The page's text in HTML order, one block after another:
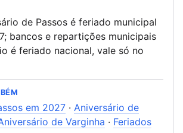
de Passos é feriado municipal
bancos e repartições municipais
é feriado nacional, vale só no
em 2027 · Aniversário de
de Varginha · Feriados